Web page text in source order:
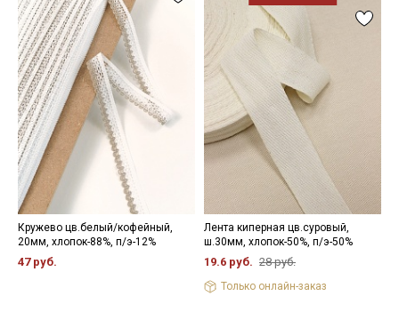
Кружево цв.белый/кофейный,
20мм, хлопок-88%, п/э-12%
47 руб.
Лента киперная цв.суровый,
ш.30мм, хлопок-50%, п/э-50%
19.6 руб. 28 руб.
Только онлайн-заказ